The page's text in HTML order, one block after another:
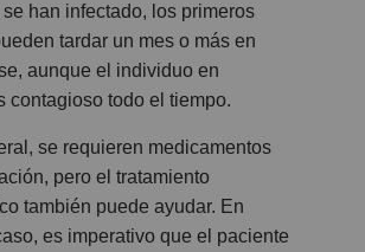
han infectado, los primeros
tardar un mes o más en
aunque el individuo en
contagioso todo el tiempo.
se requieren medicamentos
pero el tratamiento
también puede ayudar. En
es imperativo que el paciente